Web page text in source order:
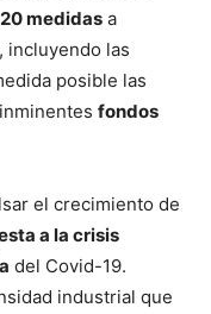
20 medidas a
incluyendo las
posible las
fondos
el crecimiento de
a la crisis
del Covid-19.
industrial que